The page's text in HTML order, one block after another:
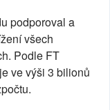
podporoval a
všech
Podle FT
ve výši 3 bilionů